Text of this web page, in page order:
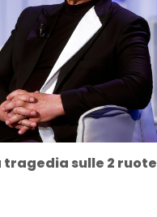
tragedia sulle 2 ruote